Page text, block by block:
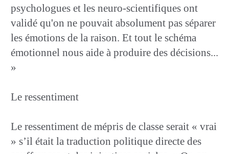
psychologues et les neuro-scientifiques ont
validé qu'on ne pouvait absolument pas séparer
les émotions de la raison. Et tout le schéma
émotionnel nous aide à produire des décisions...
»
Le ressentiment
Le ressentiment de mépris de classe serait « vrai
» s’il était la traduction politique directe des